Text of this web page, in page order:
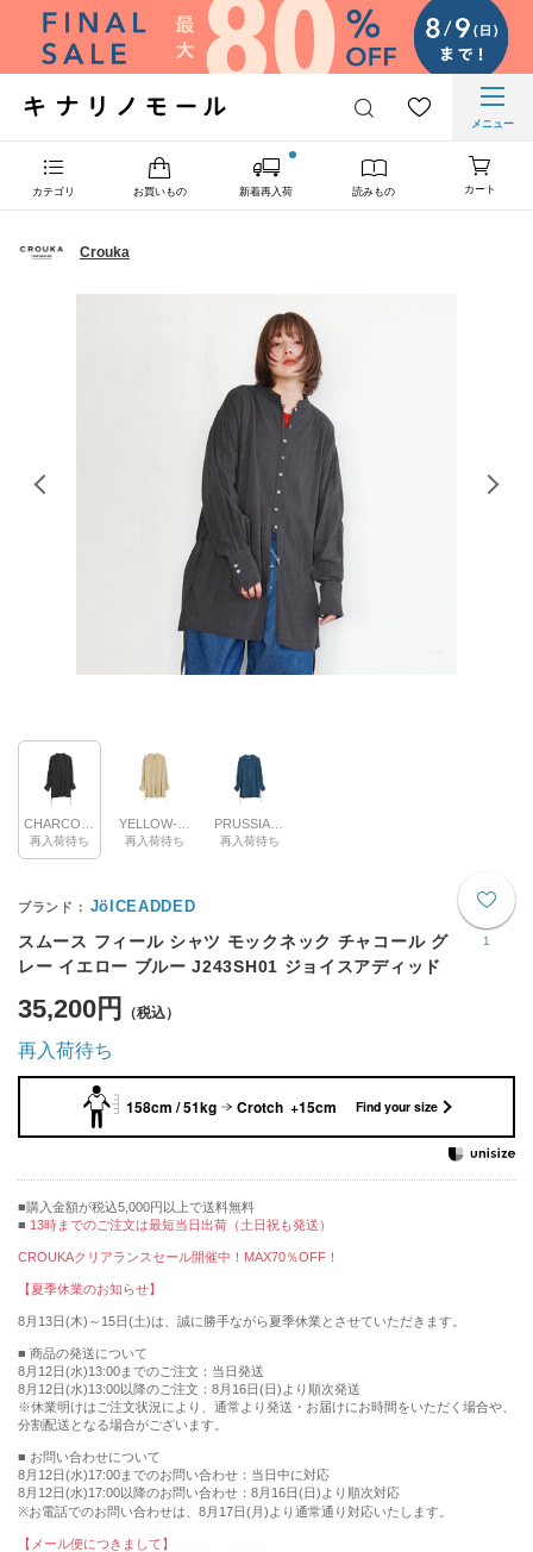
メニュー
カテゴリ お買いもの 新着再入荷 読みもの カート
Crouka
再入荷待ち 再入荷待ち 再入荷待ち
1
JöICEADDED
スムース フィール シャツ モックネック チャコール グ
レー イエロー ブルー J243SH01 ジョイスアディッド
35,200円
再入荷待ち
158cm / 51kg Crotch +15cm Find your size
購入金額が税込5,000円以上で送料無料
13時までのご注文は最短当日出荷（土日祝も発送）
CROUKAクリアランスセール開催中！MAX70％OFF！
【夏季休業のお知らせ】
8月13日(木)～15日(土)は、誠に勝手ながら夏季休業とさせていただきます。
■ 商品の発送について
8月12日(水)13:00までのご注文：当日発送
8月12日(水)13:00以降のご注文：8月16日(日)より順次発送
※休業明けはご注文状況により、通常より発送・お届けにお時間をいただく場合や、
分割配送となる場合がございます。
■ お問い合わせについて
8月12日(水)17:00までのお問い合わせ：当日中に対応
8月12日(水)17:00以降のお問い合わせ：8月16日(日)より順次対応
※お電話でのお問い合わせは、8月17日(月)より通常通り対応いたします。
【メール便につきまして】